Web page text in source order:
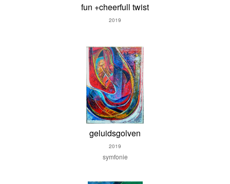
fun +cheerfull twist
2019
geluidsgolven
2019
symfonie